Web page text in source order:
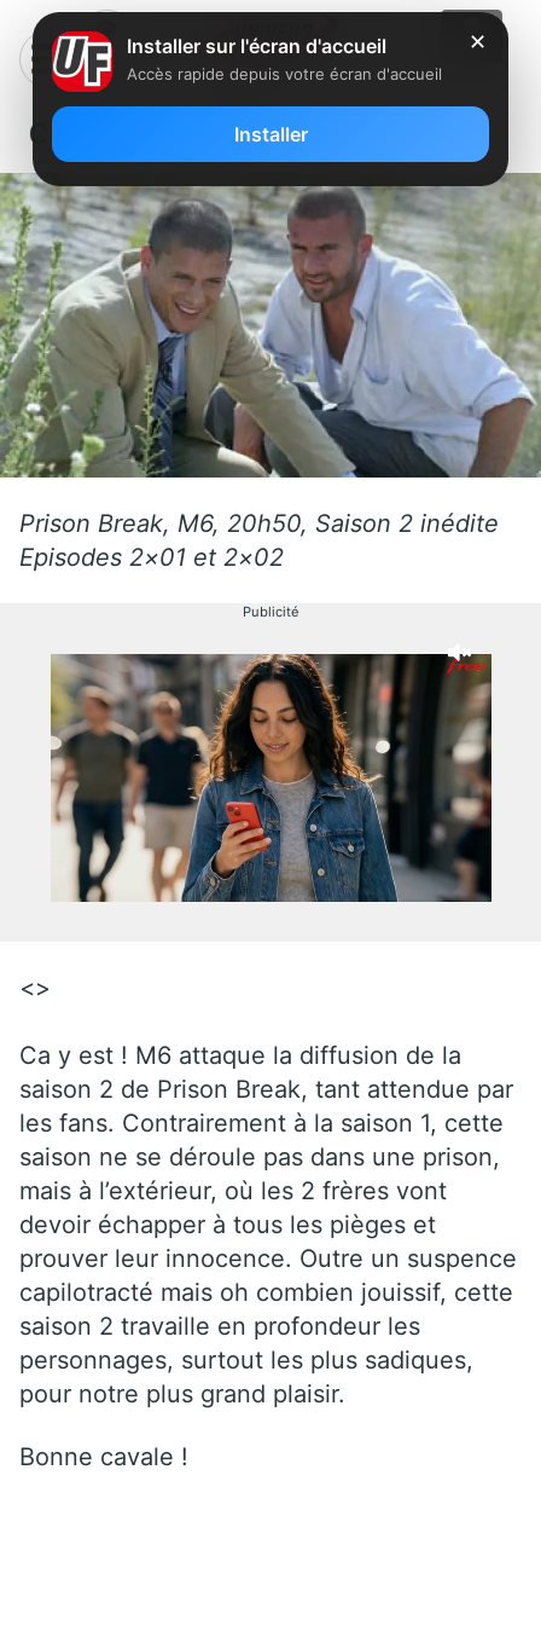
Ce jeudi sur FreeboxTV
Prison Break, M6, 20h50, Saison 2 inédite
Episodes 2×01 et 2×02
Publicité
<>
Ca y est ! M6 attaque la diffusion de la
saison 2 de Prison Break, tant attendue par
les fans. Contrairement à la saison 1, cette
saison ne se déroule pas dans une prison,
mais à l’extérieur, où les 2 frères vont
devoir échapper à tous les pièges et
prouver leur innocence. Outre un suspence
capilotracté mais oh combien jouissif, cette
saison 2 travaille en profondeur les
personnages, surtout les plus sadiques,
pour notre plus grand plaisir.
Bonne cavale !
✕
Installer sur l'écran d'accueil
Accès rapide depuis votre écran d'accueil
Installer